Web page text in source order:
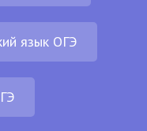
язык ОГЭ